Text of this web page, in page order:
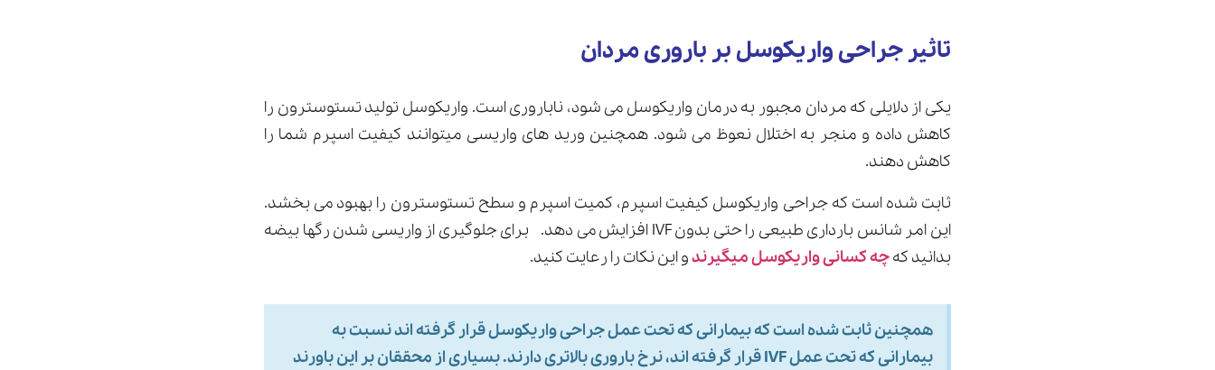
تاثیر جراحی واریکوسل بر باروری مردان
یکی از دلایلی که مردان مجبور به درمان واریکوسل می شود، ناباروری است. واریکوسل تولید تستوسترون را
کاهش داده و منجر به اختلال نعوظ می شود. همچنین ورید های واریسی میتوانند کیفیت اسپرم شما را
کاهش دهند.
ثابت شده است که جراحی واریکوسل کیفیت اسپرم، کمیت اسپرم و سطح تستوسترون را بهبود می بخشد.
این امر شانس بارداری طبیعی را حتی بدون IVF افزایش می دهد. برای جلوگیری از واریسی شدن رگها بیضه
بدانید کهچه کسانی واریکوسل میگیرندو این نکات را رعایت کنید.
همچنین ثابت شده است که بیمارانی که تحت عمل جراحی واریکوسل قرار گرفته اند نسبت به
بیمارانی که تحت عمل IVF قرار گرفته اند، نرخ باروری بالاتری دارند. بسیاری از محققان بر این باورند